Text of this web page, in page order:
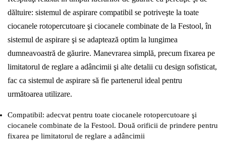
dăltuire: sistemul de aspirare compatibil se potriveşte la toate
ciocanele rotopercutoare şi ciocanele combinate de la Festool, în
sistemul de aspirare şi se adaptează optim la lungimea
dumneavoastră de găurire. Manevrarea simplă, precum fixarea pe
limitatorul de reglare a adâncimii şi alte detalii cu design sofisticat,
fac ca sistemul de aspirare să fie partenerul ideal pentru
următoarea utilizare.
Compatibil: adecvat pentru toate ciocanele rotopercutoare şi
ciocanele combinate de la Festool. Două orificii de prindere pentru
fixarea pe limitatorul de reglare a adâncimii